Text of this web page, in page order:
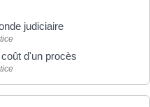
judiciaire
d'un procès